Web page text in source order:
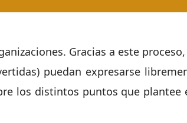
Gracias a este
puedan expresarse
los distintos puntos que plantee